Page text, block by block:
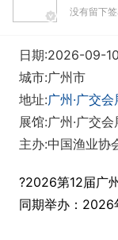
没有留下
日期:2026-09-
城市:广州市
地址:广州·广交
展馆:广州·广交
主办:中国渔业协
?2026第12届广
同期举办：2026